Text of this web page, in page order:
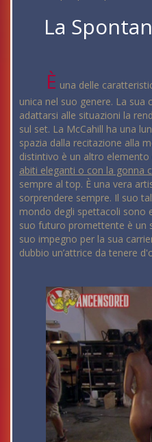
La
È una delle
unica nel suo genere. La sua
adattarsi alle situazioni la
sul set. La McCahill ha una
spazia dalla recitazione alla
distintivo è un altro
abiti eleganti o con la gonna
sempre al top. È una vera
sorprendere sempre. Il suo
mondo degli spettacoli sono
suo futuro promettente è un
suo impegno per la sua
dubbio un’attrice da tenere